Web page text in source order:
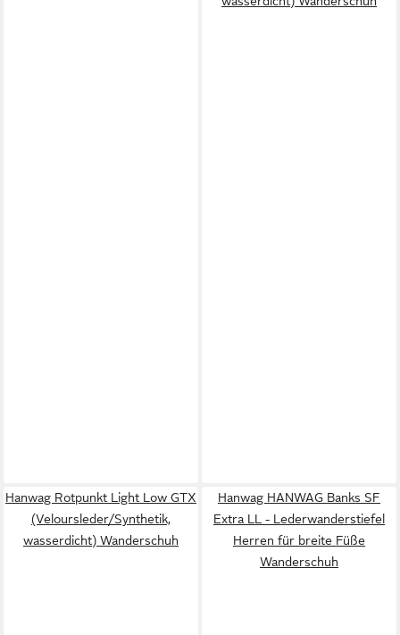
Hanwag Rotpunkt Light Low GTX
(Veloursleder/Synthetik,
wasserdicht) Wanderschuh
Hanwag HANWAG Banks SF
Extra LL - Lederwanderstiefel
Herren für breite Füße
Wanderschuh